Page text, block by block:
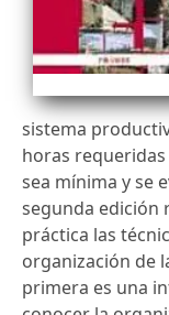
sistema
horas
sea mínima y se
segunda edición
práctica las
organización de
primera es una